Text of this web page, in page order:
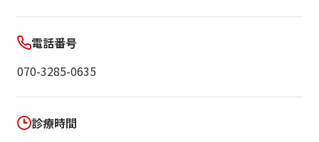
電話番号
070-3285-0635
診療時間